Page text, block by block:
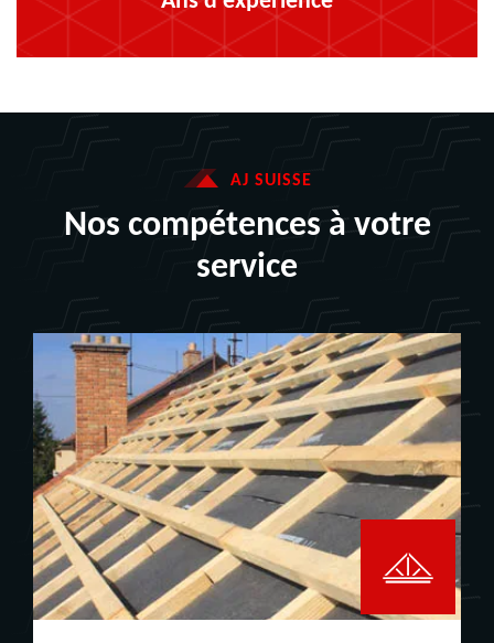
AJ SUISSE
Nos compétences à votre
service